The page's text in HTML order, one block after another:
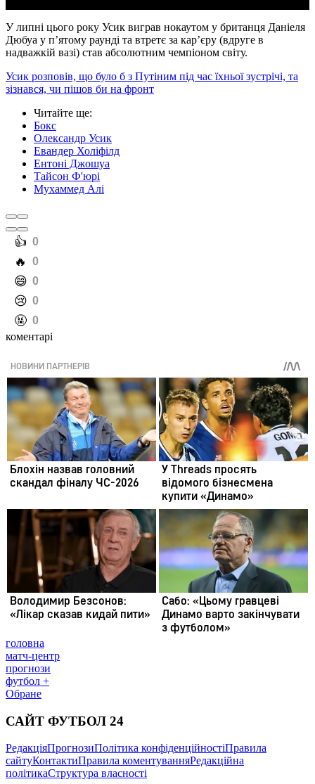
У липні цього року Усик виграв нокаутом у британця Даніеля
Дюбуа у пʼятому раунді та втретє за кар’єру (вдруге в
надважкій вазі) став абсолютним чемпіоном світу.
Усик розповів, що було б з Путіним під час їхньої зустрічі, та
зізнався, чи пішов би на фронт
Читайте ще:
Бокс
Олександр Усик
Евандер Холіфілд
Ентоні Джошуа
Тайсон Ф'юрі
Мухаммед Алі
️👍 0
️🔥 0
️😄 0
️😢 0
️🤬 0
коментарі
головна
матч-центр
прогнози
футбол +
Обране
САЙТ ФУТБОЛ 24
РедакціяПрогнозиПолітика конфіденційностіПравила
сайтуКонтактиПравила коментуванняРедакційна
політикаСтруктура власності